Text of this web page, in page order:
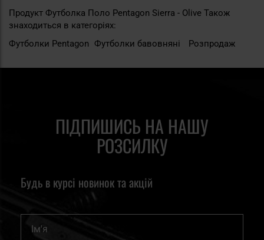
Продукт Футболка Поло Pentagon Sierra - Olive Також
знаходиться в категоріях:
Футболки Pentagon Футболки бавовняні Розпродаж
ПІДПИШИСЬ НА НАШУ
РОЗСИЛКУ
Будь в курсі новинок та акцій